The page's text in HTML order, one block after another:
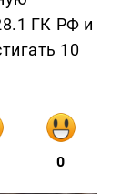
ГК РФ и
10
0